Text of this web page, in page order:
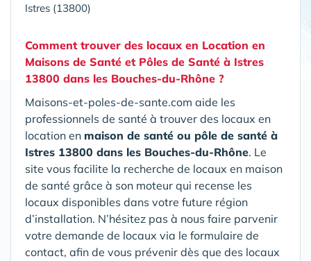
Istres (13800)
Comment trouver des locaux en Location en
Maisons de Santé et Pôles de Santé à Istres
13800 dans les Bouches-du-Rhône ?
Maisons-et-poles-de-sante.com aide les
professionnels de santé à trouver des locaux en
location en maison de santé ou pôle de santé à
Istres 13800 dans les Bouches-du-Rhône. Le
site vous facilite la recherche de locaux en maison
de santé grâce à son moteur qui recense les
locaux disponibles dans votre future région
d’installation. N’hésitez pas à nous faire parvenir
votre demande de locaux via le formulaire de
contact, afin de vous prévenir dès que des locaux